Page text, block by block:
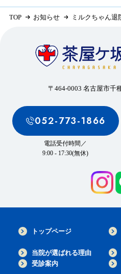
TOP お知らせ ミルクちゃん退
〒464-0003 名古屋市千
052-773-1866
電話受付時間／
9:00 - 17:30(無休)
トップページ
当院が選ばれる理由
受診案内